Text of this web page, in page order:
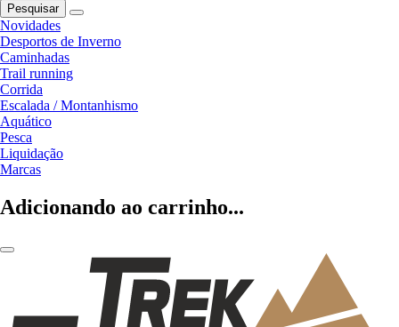
Pesquisar
Novidades
Desportos de Inverno
Caminhadas
Trail running
Corrida
Escalada / Montanhismo
Aquático
Pesca
Liquidação
Marcas
Adicionando ao carrinho...